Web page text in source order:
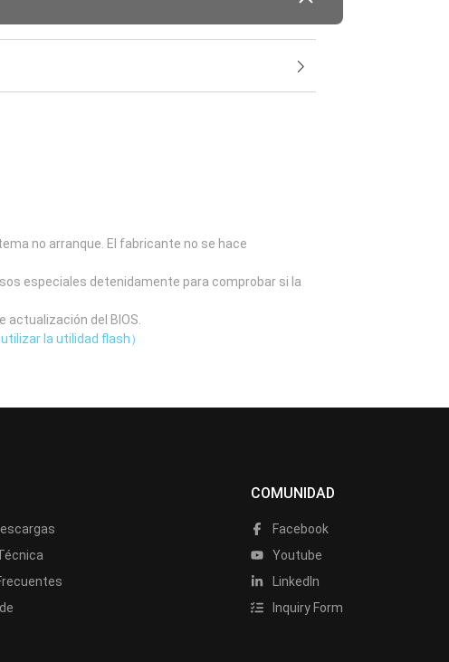
no arranque. El fabricante no se hace
especiales detenidamente para comprobar si la
del BIOS.
utilizar la utilidad flash）
COMUNIDAD
Facebook
Youtube
LinkedIn
Inquiry Form